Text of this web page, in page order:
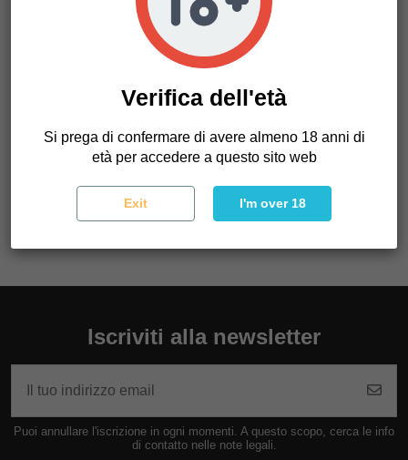
Dettagli del prodotto
Entrambi i genitori sono noti per i loro sapori forti e distintivi
Ogni fenotipo ha forti sapori di frutta mista. È una pianta da
di Indica e Sativa. Le piante producono raccolti abbondanti
e la fioritura dura circa 9-10 settimane. Fruit Cocktail è facile
da coltivare e produce varietà di alta qualità. Coltiva il tuo e
assaggia i Terps di frutta Del Monte Ultra.
Iscriviti alla newsletter
Puoi annullare l'iscrizione in ogni momenti. A questo scopo, cerca le info
di contatto nelle note legali.
Verifica dell'età
Si prega di confermare di avere almeno 18 anni di
età per accedere a questo sito web
Exit I'm over 18